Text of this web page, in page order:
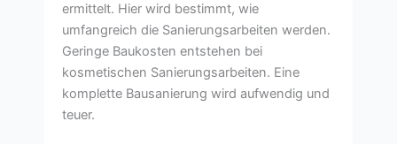
ermittelt. Hier wird bestimmt, wie
umfangreich die Sanierungsarbeiten werden.
Geringe Baukosten entstehen bei
kosmetischen Sanierungsarbeiten. Eine
komplette Bausanierung wird aufwendig und
teuer.